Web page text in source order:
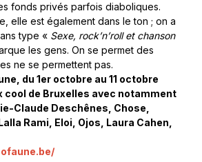
fonds privés parfois diaboliques.
elle est également dans le ton ; on a
type « Sexe, rock’n’roll et chanson
les gens. On se permet des
ne se permettent pas.
du 1er octobre au 11 octobre
cool de Bruxelles avec notamment
Claude Deschênes, Chose,
Rami, Eloi, Ojos, Laura Cahen,